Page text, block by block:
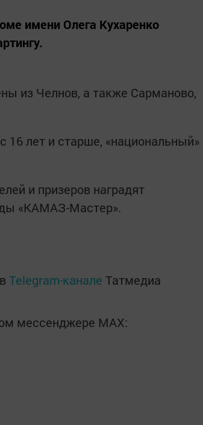
имени Олега Кухаренко
из Челнов, а также Сарманово,
16 лет и старше, «национальный»
и призеров наградят
«КАМАЗ-Мастер».
Telegram-канале Татмедиа
мессенджере MАХ: